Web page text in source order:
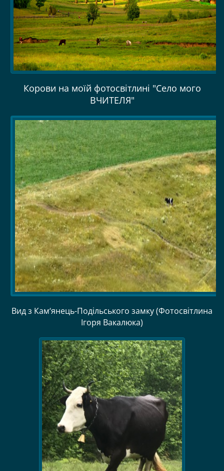
Корови на моїй фотосвітлині "Село мого
ВЧИТЕЛЯ"
Вид з Кам‘янець-Подільського замку (Фотосвітлина
Ігоря Вакалюка)